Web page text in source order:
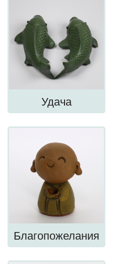
Удача
Благопожелания